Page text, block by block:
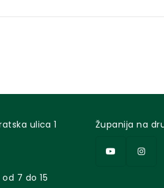
ulica 1
7 do 15
Županija na